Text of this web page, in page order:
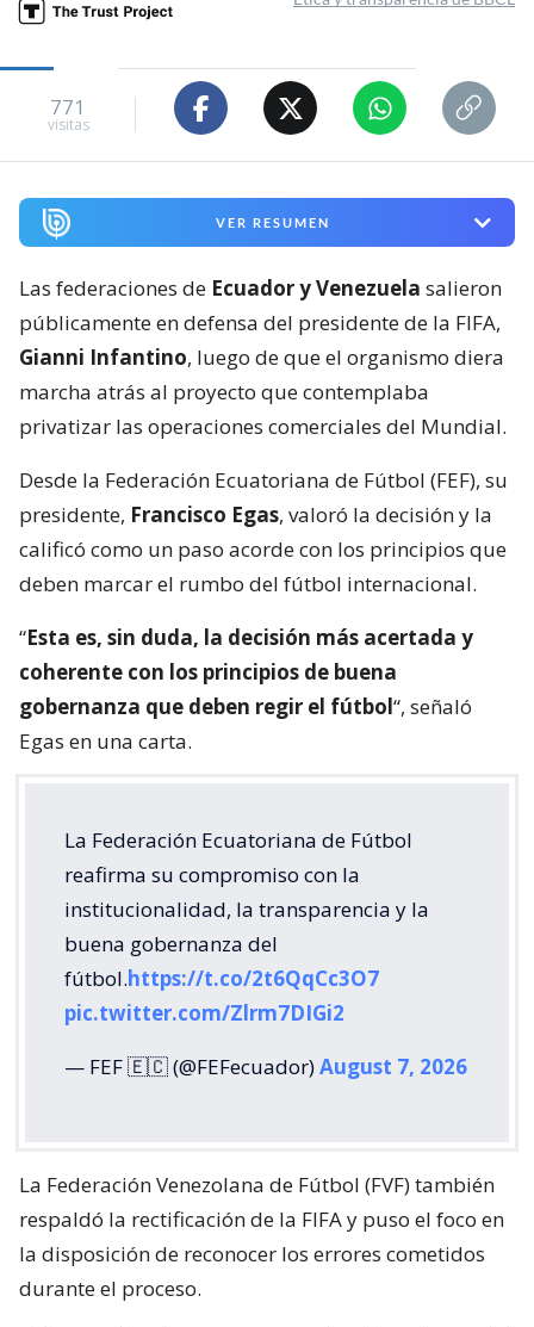
771
visitas
VER RESUMEN
Las federaciones de Ecuador y Venezuela salieron
públicamente en defensa del presidente de la FIFA,
Gianni Infantino, luego de que el organismo diera
marcha atrás al proyecto que contemplaba
privatizar las operaciones comerciales del Mundial.
Desde la Federación Ecuatoriana de Fútbol (FEF), su
presidente, Francisco Egas, valoró la decisión y la
calificó como un paso acorde con los principios que
deben marcar el rumbo del fútbol internacional.
“Esta es, sin duda, la decisión más acertada y
coherente con los principios de buena
gobernanza que deben regir el fútbol“, señaló
Egas en una carta.
La Federación Ecuatoriana de Fútbol
reafirma su compromiso con la
institucionalidad, la transparencia y la
buena gobernanza del
fútbol.https://t.co/2t6QqCc3O7
pic.twitter.com/Zlrm7DIGi2
— FEF 🇪🇨 (@FEFecuador)August 7, 2026
La Federación Venezolana de Fútbol (FVF) también
respaldó la rectificación de la FIFA y puso el foco en
la disposición de reconocer los errores cometidos
durante el proceso.